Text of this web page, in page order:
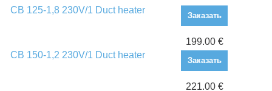
CB 125-1,8 230V/1 Duct heater
Заказать
CB 150-1,2 230V/1 Duct heater
199.00 €
Заказать
221.00 €